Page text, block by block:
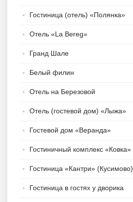
Гостиница (отель) «Полянка»
Отель «La Bereg»
Гранд Шале
Белый филин
Отель на Березовой
Отель (гостевой дом) «Лыжа»
Гостевой дом «Веранда»
Гостиничный комплекс «Ковка»
Гостиница «Кантри» (Кусимово)
Гостиница в гостях у дворика